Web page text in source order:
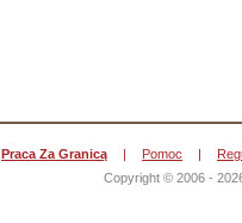
Praca Za Granicą | Pomoc |
Copyright © 2006 -